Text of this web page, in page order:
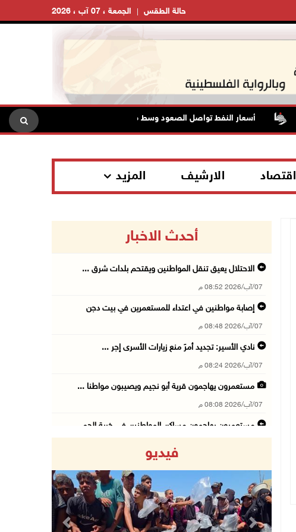
الجمعة ، 07 آب ، 2026 حالة الطقس
أسعار النفط تواصل الصعود وسط مخاوف بشأن مستقبل الملاحة في هرمز
اقتصاد الارشيف المزيد
أحدث الاخبار
الاحتلال يعيق تنقل المواطنين ويقتحم بلدات شرق ...
07/آب/2026 08:52 م
إصابة مواطنين في اعتداء للمستعمرين في بيت دجن
07/آب/2026 08:48 م
نادي الأسير: تجديد أمرَ منع زيارات الأسرى إجر ...
07/آب/2026 08:24 م
مستعمرون يهاجمون قرية أبو نجيم ويصيبون مواطنا ...
07/آب/2026 08:08 م
مستعمرون يهاجمون مساكن المواطنين في خربة الحم ...
07/آب/2026 06:26 م
الرئاسة ترحب بإطلاق السعودية التحالف البحري ا ...
07/آب/2026 06:17 م
فيديو
Previous Next